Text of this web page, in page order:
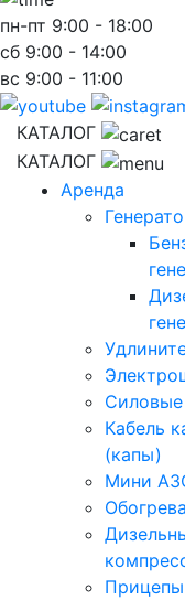
пн-пт 9:00 - 18:00
сб 9:00 - 14:00
вс 9:00 - 11:00
КАТАЛОГ
КАТАЛОГ
Аренда
Силовые
Кабель
(капы)
Мини
Прицепы